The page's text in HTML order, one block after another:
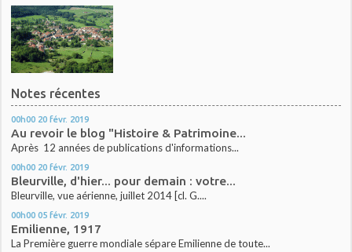
Notes récentes
00h00 20 févr. 2019
Au revoir le blog "Histoire & Patrimoine...
Après 12 années de publications d'informations...
00h00 20 févr. 2019
Bleurville, d'hier... pour demain : votre...
Bleurville, vue aérienne, juillet 2014 [cl. G....
00h00 05 févr. 2019
Emilienne, 1917
La Première guerre mondiale sépare Emilienne de toute...